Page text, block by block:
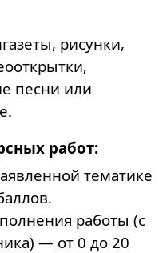
рисунки,
песни или
работ:
тематике
работы (с
— от 0 до 20